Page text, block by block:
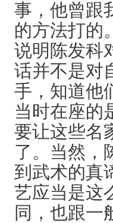
事，他曾跟
的方法打的
说明陈发科
话并不是对
手，知道他
当时在座的
要让这些名
了。当然，
到武术的真
艺应当是这
同，也跟一